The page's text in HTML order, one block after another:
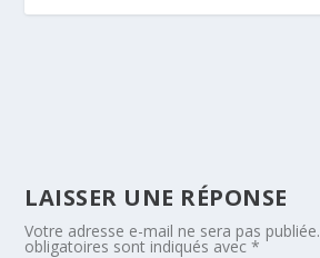
LAISSER UNE RÉPONSE
Votre adresse e-mail ne sera pas publiée.
obligatoires sont indiqués avec*